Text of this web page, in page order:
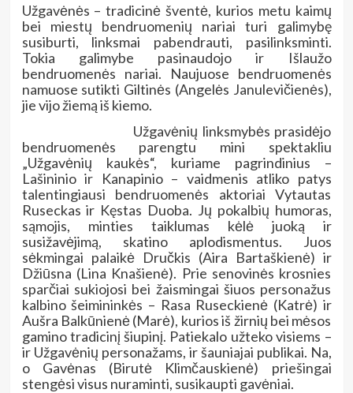
Užgavėnės – tradicinė šventė, kurios metu kaimų
bei miestų bendruomenių nariai turi galimybę
susiburti, linksmai pabendrauti, pasilinksminti.
Tokia galimybe pasinaudojo ir Išlaužo
bendruomenės nariai. Naujuose bendruomenės
namuose sutikti Giltinės (Angelės Janulevičienės),
jie vijo žiemą iš kiemo.
Užgavėnių linksmybės prasidėjo
bendruomenės parengtu mini spektakliu
„Užgavėnių kaukės“, kuriame pagrindinius –
Lašininio ir Kanapinio – vaidmenis atliko patys
talentingiausi bendruomenės aktoriai Vytautas
Ruseckas ir Kęstas Duoba. Jų pokalbių humoras,
sąmojis, minties taiklumas kėlė juoką ir
susižavėjimą, skatino aplodismentus. Juos
sėkmingai palaikė Dručkis (Aira Bartaškienė) ir
Džiūsna (Lina Knašienė). Prie senovinės krosnies
sparčiai sukiojosi bei žaismingai šiuos personažus
kalbino šeimininkės – Rasa Ruseckienė (Katrė) ir
Aušra Balkūnienė (Marė), kurios iš žirnių bei mėsos
gamino tradicinį šiupinį. Patiekalo užteko visiems –
ir Užgavėnių personažams, ir šauniajai publikai. Na,
o Gavėnas (Birutė Klimčauskienė) priešingai
stengėsi visus nuraminti, susikaupti gavėniai.